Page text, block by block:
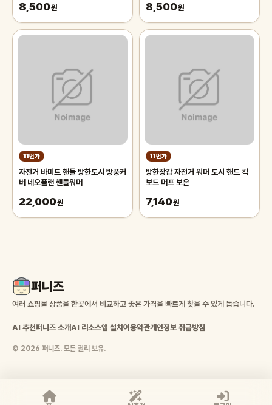
8,500원 8,500원
11번가
자전거 바미트 핸들 방한토시 방풍커
버 네오플랜 핸들워머
22,000원
11번가
방한장갑 자전거 워머 토시 핸드 킥
보드 머프 보온
7,140원
퍼니즈
여러 쇼핑몰 상품을 한곳에서 비교하고 좋은 가격을 빠르게 찾을 수 있게 돕습니다.
AI 추천퍼니즈 소개AI 리소스앱 설치 이용약관개인정보 취급방침
© 2026 퍼니즈. 모든 권리 보유.